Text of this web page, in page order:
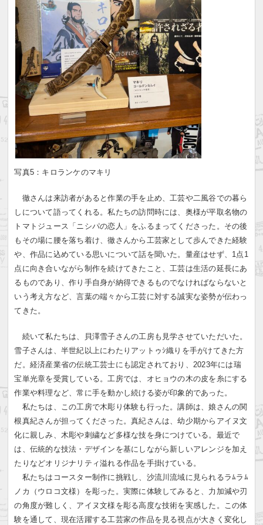
写真5：キロランケのマキリ
徹さんは来訪者があると作業の手を止め、工芸や二風谷での暮ら
しについて語ってくれる。私たちの訪問時には、奥様が平取名物の
トマトジュース「ニシパの恋人」をふるまってくださった。その後
もその場に腰を落ち着け、徹さんから工芸家として歩んできた経験
や、作品に込めている思いについて話を聞いた。量産はせず、1点1
点に向き合いながら制作を続けてきたこと、工芸は生活の延長にあ
るものであり、作り手自身が納得できるものでなければならないと
いう考え方など、言葉の端々から工芸に対する誠実な姿勢が伝わっ
てきた。
続いて私たちは、貝澤雪子さんの工房も見学させていただいた。
雪子さんは、半世紀以上にわたりアットゥｼ織りを手がけてきた方
だ。経済産業省の伝統工芸士にも認定されており、2023年には瑞
宝単光章を受賞している。工房では、オヒョウの木の皮を糸にする
作業や料理など、常に手を動かし続ける姿が印象的であった。
私たちは、この工房で木彫り体験も行った。講師は、娘さんの関
根真紀さんが担ってくださった。真紀さんは、幼少期からアイヌ文
化に親しみ、木彫や刺繍など多様な技を身につけている。最近で
は、伝統的な技法・デザインを基にしながら新しいアレンジを加え
たりなどオリジナリティ溢れる作品を手掛けている。
私たちはコースター制作に挑戦し、沙流川流域に見られるラﾑラﾑ
ノカ（ウロコ文様）を彫った。実際に体験してみると、力加減や刃
の角度が難しく、アイヌ文様を彫る高度な技術を実感した。この体
験を通して、現在活躍する工芸家の作品を見る視点が大きく変化し